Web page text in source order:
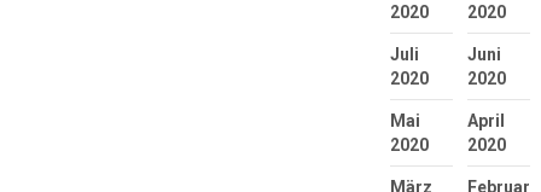
2020
2020
Juli
2020
Juni
2020
Mai
2020
April
2020
März
Februar